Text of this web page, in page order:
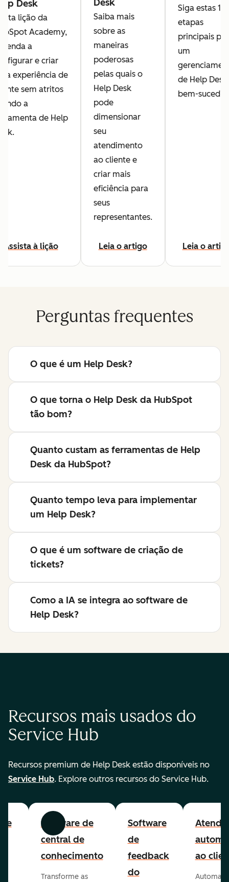
Desk
lição da
Academy,
a
e criar
experiência de
sem atritos
a
de Help
Assista à lição
Desk
Saiba mais
sobre as
maneiras
poderosas
pelas quais o
Help Desk
pode
dimensionar
seu
atendimento
ao cliente e
criar mais
eficiência para
seus
representantes.
Leia o artigo
Siga estas 13
etapas
principais
um
de Help Desk
bem-
Leia o
Perguntas frequentes
O que é um Help Desk?
O que torna o Help Desk da HubSpot
tão bom?
Quanto custam as ferramentas de Help
Desk da HubSpot?
Quanto tempo leva para implementar
um Help Desk?
O que é um software de criação de
tickets?
Como a IA se integra ao software de
Help Desk?
Recursos mais usados do
Service Hub
Recursos premium de Help Desk estão disponíveis no
Service Hub. Explore outros recursos do Service Hub.
Anterior Avançar
Software de
central de
conhecimento
Transforme as
Software
de
feedback
do
ao